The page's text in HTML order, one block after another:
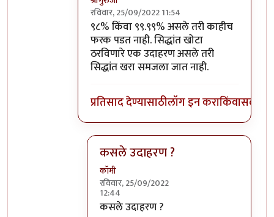
रविवार, 25/09/2022 11:54
In reply to९८%byकॉमी
९८% किंवा ९९.९९% असले तरी काहीच
फरक पडत नाही. सिद्धांत खोटा
ठरविणारे एक उदाहरण असले तरी
सिद्धांत खरा समजला जात नाही.
प्रतिसाद देण्यासाठीलॉग इन कराकिंवासदस्य
कसले उदाहरण ?
कॉमी
रविवार, 25/09/2022
12:44
In reply to९८% किंवा ९९.९९% असले तरी
कसले उदाहरण ?